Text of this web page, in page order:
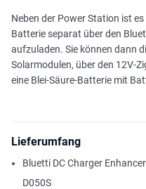
Neben der Power Station ist
Batterie separat über den
aufzuladen. Sie können dann
Solarmodulen, über den 12V-
eine Blei-Säure-Batterie mit
Lieferumfang
Bluetti DC Charger Enhancer
D050S